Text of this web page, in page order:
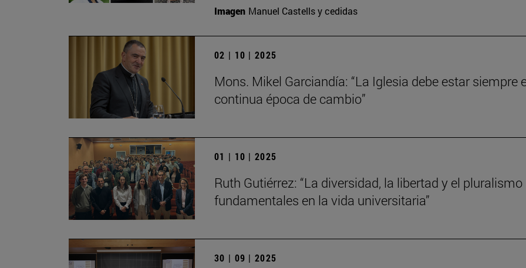
Imagen Manuel Castells y cedidas
02 | 10 | 2025
Mons. Mikel Garciandía: “La Iglesia debe estar siempre
continua época de cambio”
01 | 10 | 2025
Ruth Gutiérrez: “La diversidad, la libertad y el
fundamentales en la vida universitaria”
30 | 09 | 2025